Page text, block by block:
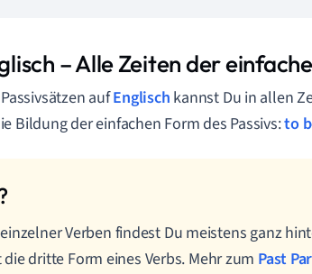
– Alle Zeiten der
aufEnglisch kannst Du in allen
Bildung der einfachen Form des Passivs:to
Verben findest Du meistens ganz
dritte Form eines Verbs. Mehr zum Past